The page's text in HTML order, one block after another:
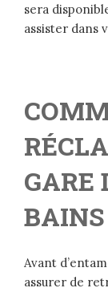
sera
assister dans
GARE
Avant
assurer de